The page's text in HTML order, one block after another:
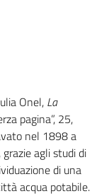
Onel, La
pagina”, 25,
nel 1898 a
agli studi di
di una
acqua potabile.